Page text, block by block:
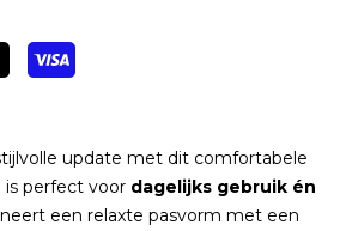
update met dit comfortabele
is perfect voor dagelijks gebruik én
een relaxte pasvorm met een